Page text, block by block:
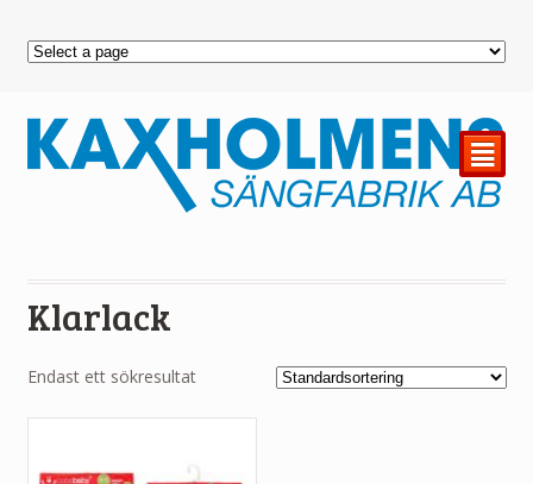
²
Klarlack
Endast ett sökresultat